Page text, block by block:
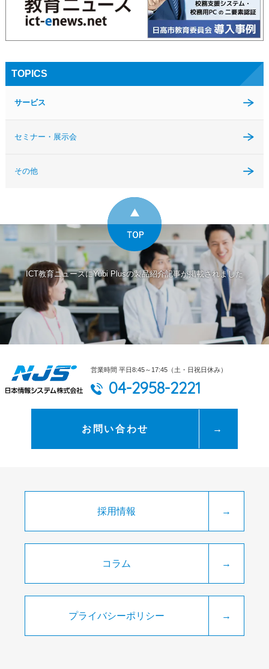
TOPICS
サービス
セミナー・展示会
その他
ICT教育ニュースにYubi Plusの製品紹介記事が掲載されました
営業時間 平日8:45～17:45（土・日祝日休み）
04-2958-2221
お問い合わせ →
採用情報 →
コラム →
プライバシーポリシー →